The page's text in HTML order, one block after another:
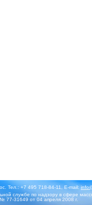
Тел.: +7 495 718-84-11, E-mail:
службе по надзору в сфере
77-31649 от 04 апреля 2008 г.